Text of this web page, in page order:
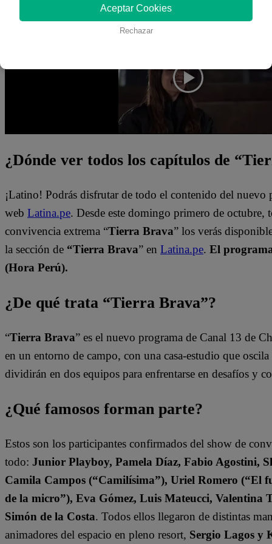
Mira el momento completo dándole clic al video en la
¿Dónde ver todos los capítulos de
¡Latino! Podrás disfrutar de todo el contenido del nuevo
web Latina.pe. Desde este domingo primero de
convivencia extrema “Tierra Brava” los verás
la sección de “Tierra Brava” en Latina.pe. El
(Hora Perú).
¿De qué trata “Tierra Brava”?
“Tierra Brava” es el nuevo programa de Canal 13 de
en un entorno de campo, con una casa-estudio que
dividirán en dos equipos para enfrentarse en desafíos y
¿Qué famosos forman parte?
Estos son los participantes confirmados del show de
todo: Junior Playboy, Pamela Díaz, Fabio Agostini,
Camila Campos (“Camilísima”), Uriel Romero (“El
de la micro”), Eva Gómez, Luis Mateucci, Valentina
Simón de la Costa. Todos ellos llegaron de distintas
animadores del espacio en pleno resort, Sergio Lagos y
Aceptar Cookies
Rechazar